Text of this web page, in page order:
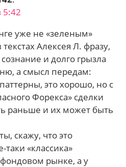
5:42
уже не «зеленым»
текстах Алексея Л. фразу,
и долго грызла
а смысл передам:
это хорошо, но с
Форекса» сделки
раньше и их может быть
скажу, что это
«классика»
рынке, а у